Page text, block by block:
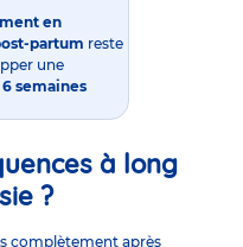
en
partum reste
une
6 semaines
à long
?
complètement après